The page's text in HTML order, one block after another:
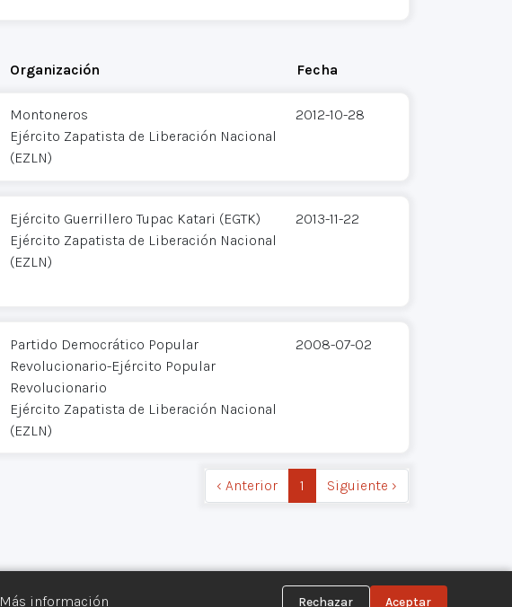
Más información Rechazar Aceptar
Organización Fecha
Montoneros
Ejército Zapatista de Liberación Nacional
(EZLN)
2012-10-28
Ejército Guerrillero Tupac Katari (EGTK)
Ejército Zapatista de Liberación Nacional
(EZLN)
2013-11-22
Partido Democrático Popular
Revolucionario-Ejército Popular
Revolucionario
Ejército Zapatista de Liberación Nacional
(EZLN)
2008-07-02
‹ Anterior 1 Siguiente ›